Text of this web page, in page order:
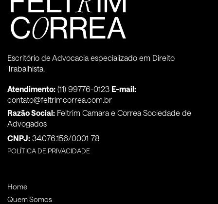
Escritório de Advocacia especializado em Direito
Trabalhista.
Atendimento: (11) 99776-0123 E-mail:
contato@feltrimcorrea.com.br
Razão Social: Feltrim Camara e Correa Sociedade de
Advogados
CNPJ: 34.076.156/0001-78
POLÍTICA DE PRIVACIDADE
Home
Quem Somos